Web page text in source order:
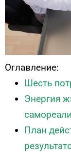
Оглавление:
Шесть
Энергия
План